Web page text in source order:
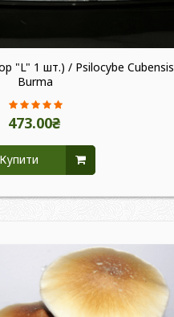
"L" 1 шт.) / Psilocybe Cubensis
Burma
473.00₴
Купити